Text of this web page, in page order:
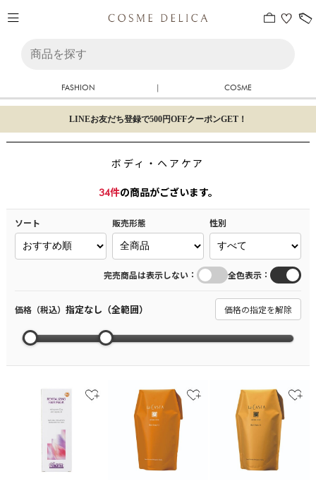
FASHION | COSME
LINEお友だち登録で500円OFFクーポンGET！
ボディ・ヘアケア
34件の商品がございます。
ソート 販売形態 性別
完売商品は表示しない ： 全色表示 ：
価格（税込） 指定なし（全範囲） 価格の指定を解除